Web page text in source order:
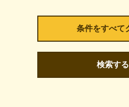
検索する